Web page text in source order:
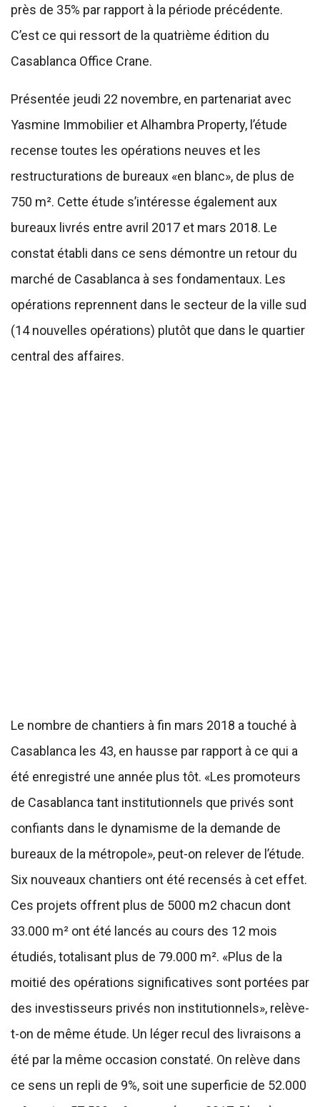
près de 35% par rapport à la période précédente.
C’est ce qui ressort de la quatrième édition du
Casablanca Office Crane.
Présentée jeudi 22 novembre, en partenariat avec
Yasmine Immobilier et Alhambra Property, l’étude
recense toutes les opérations neuves et les
restructurations de bureaux «en blanc», de plus de
750 m². Cette étude s’intéresse également aux
bureaux livrés entre avril 2017 et mars 2018. Le
constat établi dans ce sens démontre un retour du
marché de Casablanca à ses fondamentaux. Les
opérations reprennent dans le secteur de la ville sud
(14 nouvelles opérations) plutôt que dans le quartier
central des affaires.
Le nombre de chantiers à fin mars 2018 a touché à
Casablanca les 43, en hausse par rapport à ce qui a
été enregistré une année plus tôt. «Les promoteurs
de Casablanca tant institutionnels que privés sont
confiants dans le dynamisme de la demande de
bureaux de la métropole», peut-on relever de l’étude.
Six nouveaux chantiers ont été recensés à cet effet.
Ces projets offrent plus de 5000 m2 chacun dont
33.000 m² ont été lancés au cours des 12 mois
étudiés, totalisant plus de 79.000 m². «Plus de la
moitié des opérations significatives sont portées par
des investisseurs privés non institutionnels», relève-
t-on de même étude. Un léger recul des livraisons a
été par la même occasion constaté. On relève dans
ce sens un repli de 9%, soit une superficie de 52.000